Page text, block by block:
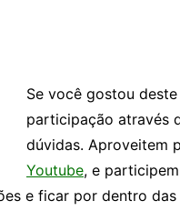
Se você gostou
participação através
dúvidas. Aproveitem
Youtube, e
e ficar por dentro